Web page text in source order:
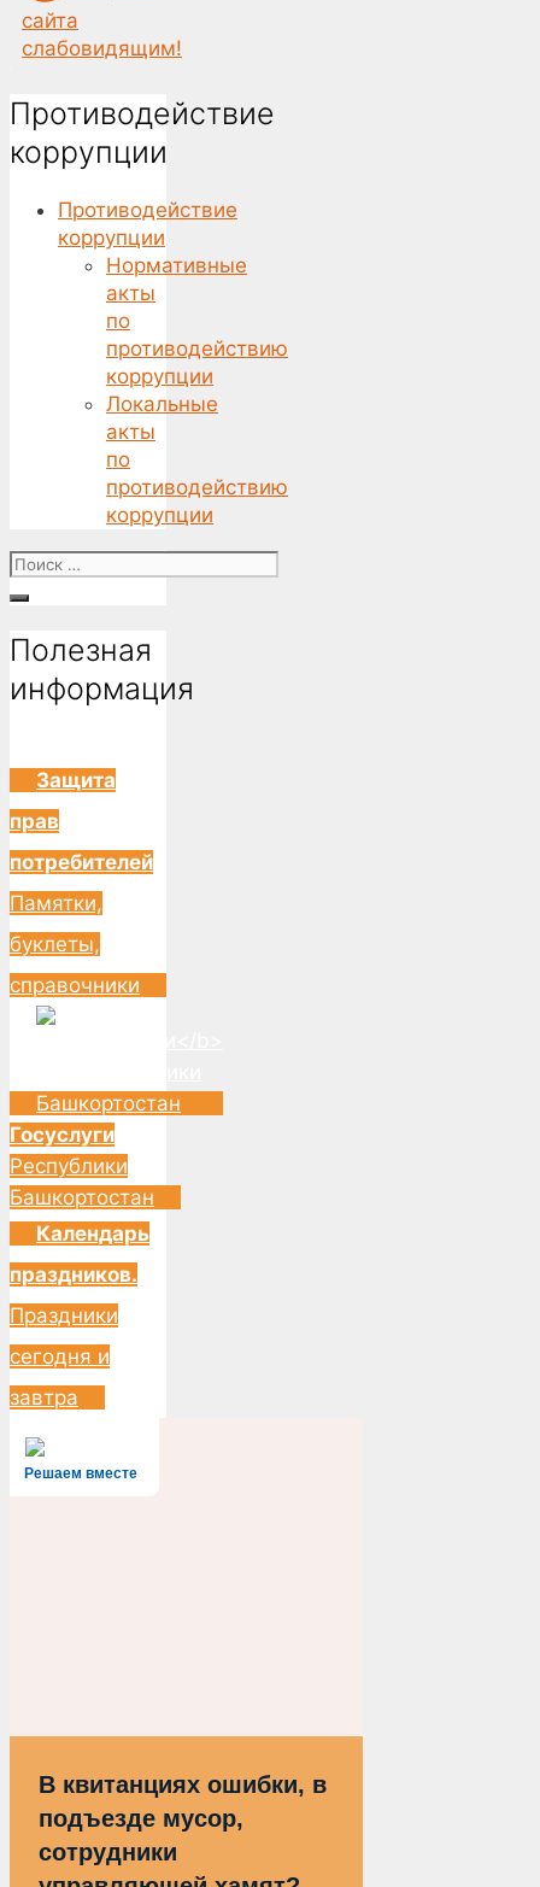
сайта
слабовидящим!
Противодействие
коррупции
Противодействие
коррупции
Нормативные
акты
по
противодействию
коррупции
Локальные
акты
по
противодействию
коррупции
Поиск
for:
Полезная
информация
Защита
прав
потребителей
Памятки,
буклеты,
справочники
Госуслуги
Республики
Башкортостан
Календарь
праздников.
Праздники
сегодня и
завтра
Решаем вместе
В квитанциях ошибки, в
подъезде мусор,
сотрудники